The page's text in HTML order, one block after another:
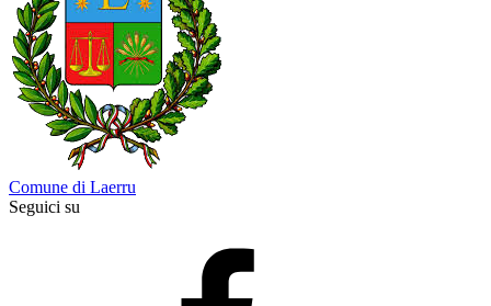
Comune di Laerru
Seguici su